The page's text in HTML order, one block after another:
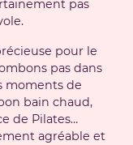
pas
pour le
pas dans
moments de
bain chaud,
de Pilates…
agréable et